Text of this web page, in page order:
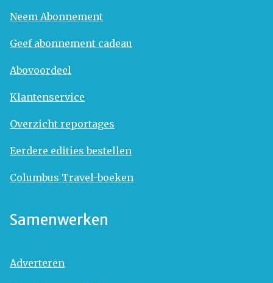
Neem Abonnement
Geef abonnement cadeau
Abovoordeel
Klantenservice
Overzicht reportages
Eerdere edities bestellen
Columbus Travel-boeken
Samenwerken
Adverteren